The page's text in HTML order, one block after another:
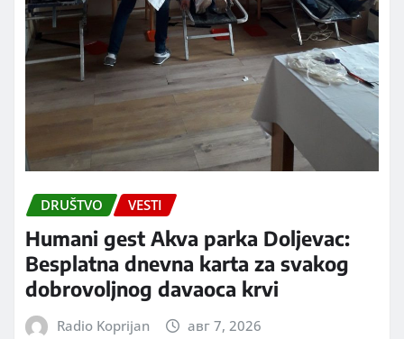
DRUŠTVO VESTI
Humani gest Akva parka Doljevac:
Besplatna dnevna karta za svakog
dobrovoljnog davaoca krvi
Radio Koprijan авг 7, 2026